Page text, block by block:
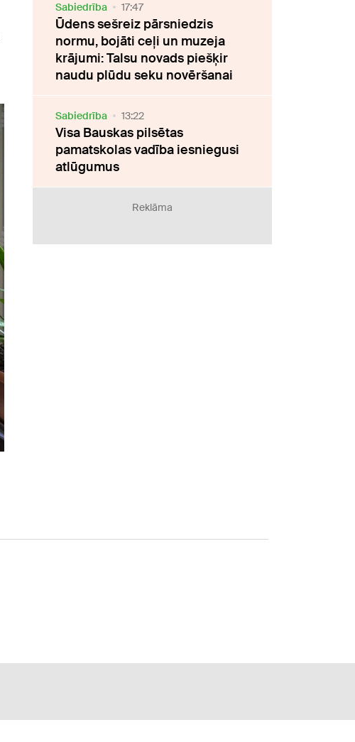
Sabiedrība 17:47
Ūdens sešreiz pārsniedzis
normu, bojāti ceļi un muzeja
krājumi: Talsu novads piešķir
naudu plūdu seku novēršanai
Sabiedrība 13:22
Visa Bauskas pilsētas
pamatskolas vadība iesniegusi
atlūgumus
Reklāma